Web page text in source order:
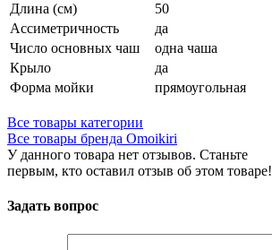
Длина (см)
50
Ассиметричность
да
Число основных чаш
одна чаша
Крыло
да
Форма мойки
прямоугольная
Все товары категории
Все товары бренда Omoikiri
У данного товара нет отзывов. Станьте
первым, кто оставил отзыв об этом товаре!
Задать вопрос